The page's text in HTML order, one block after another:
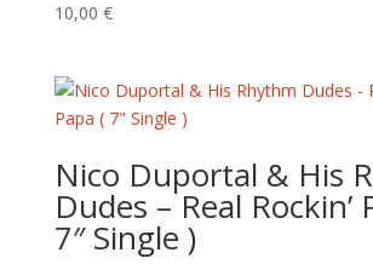
10,00 €
Nico Duportal & His
Dudes – Real Rockin’
7″ Single )